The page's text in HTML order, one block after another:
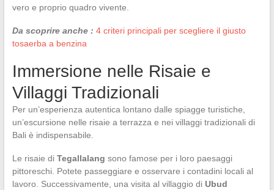
vero e proprio quadro vivente.
Da scoprire anche : 4 criteri principali per scegliere il giusto
tosaerba a benzina
Immersione nelle Risaie e
Villaggi Tradizionali
Per un’esperienza autentica lontano dalle spiagge turistiche,
un’escursione nelle risaie a terrazza e nei villaggi tradizionali di
Bali è indispensabile.
Le risaie di Tegallalang sono famose per i loro paesaggi
pittoreschi. Potete passeggiare e osservare i contadini locali al
lavoro. Successivamente, una visita al villaggio di Ubud